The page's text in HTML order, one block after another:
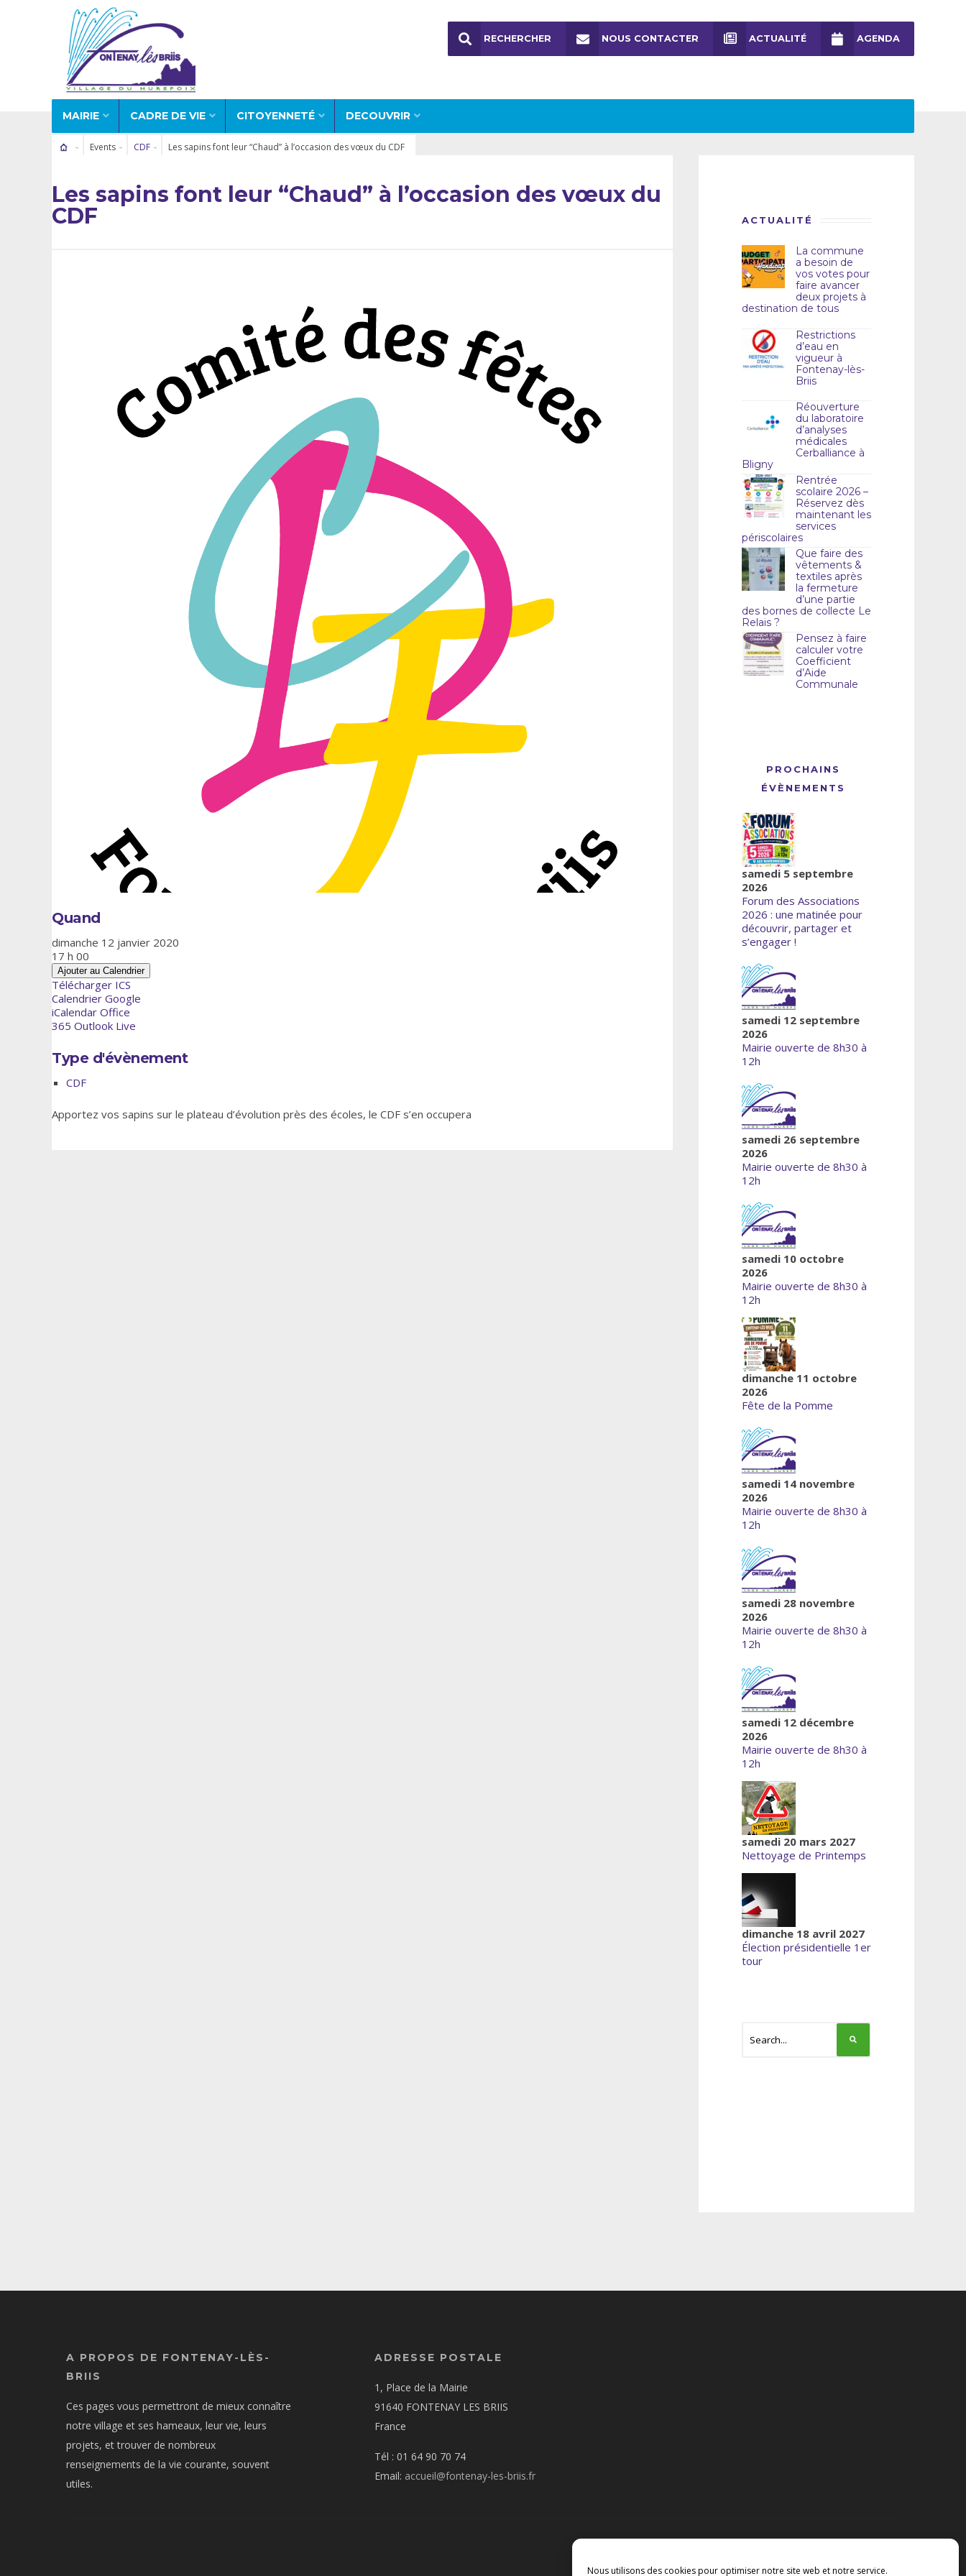
Nous utilisons des cookies pour optimiser notre site web et notre service.
MAIRIE CADRE DE VIE CITOYENNETÉ DECOUVRIR
RECHERCHER NOUS CONTACTER ACTUALITÉ AGENDA
Events CDF Les sapins font leur “Chaud” à l’occasion des vœux du CDF
Les sapins font leur “Chaud” à l’occasion des vœux du
CDF
Quand
dimanche 12 janvier 2020
17 h 00
Ajouter au Calendrier
Télécharger ICS
Calendrier Google
iCalendar Office
365 Outlook Live
Type d'évènement
CDF
Apportez vos sapins sur le plateau d’évolution près des écoles, le CDF s’en occupera
ACTUALITÉ
La commune
a besoin de
vos votes pour
faire avancer
deux projets à
destination de tous
Restrictions
d’eau en
vigueur à
Fontenay-lès-
Briis
Réouverture
du laboratoire
d’analyses
médicales
Cerballiance à
Bligny
Rentrée
scolaire 2026 –
Réservez dès
maintenant les
services
périscolaires
Que faire des
vêtements &
textiles après
la fermeture
d’une partie
des bornes de collecte Le
Relais ?
Pensez à faire
calculer votre
Coefficient
d’Aide
Communale
PROCHAINS
ÉVÈNEMENTS
samedi 5 septembre
2026
Forum des Associations
2026 : une matinée pour
découvrir, partager et
s’engager !
samedi 12 septembre
2026
Mairie ouverte de 8h30 à
12h
samedi 26 septembre
2026
Mairie ouverte de 8h30 à
12h
samedi 10 octobre
2026
Mairie ouverte de 8h30 à
12h
dimanche 11 octobre
2026
Fête de la Pomme
samedi 14 novembre
2026
Mairie ouverte de 8h30 à
12h
samedi 28 novembre
2026
Mairie ouverte de 8h30 à
12h
samedi 12 décembre
2026
Mairie ouverte de 8h30 à
12h
samedi 20 mars 2027
Nettoyage de Printemps
dimanche 18 avril 2027
Élection présidentielle 1er
tour
A PROPOS DE FONTENAY-LÈS-
BRIIS
Ces pages vous permettront de mieux connaître
notre village et ses hameaux, leur vie, leurs
projets, et trouver de nombreux
renseignements de la vie courante, souvent
utiles.
ADRESSE POSTALE
1, Place de la Mairie
91640 FONTENAY LES BRIIS
France
Tél : 01 64 90 70 74
Email: accueil@fontenay-les-briis.fr